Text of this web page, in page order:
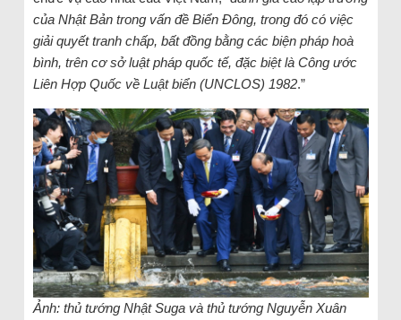
của Nhật Bản trong vấn đề Biển Đông, trong đó có việc
giải quyết tranh chấp, bất đồng bằng các biện pháp hoà
bình, trên cơ sở luật pháp quốc tế, đặc biệt là Công ước
Liên Hợp Quốc về Luật biển (UNCLOS) 1982.”
Ảnh: thủ tướng Nhật Suga và thủ tướng Nguyễn Xuân